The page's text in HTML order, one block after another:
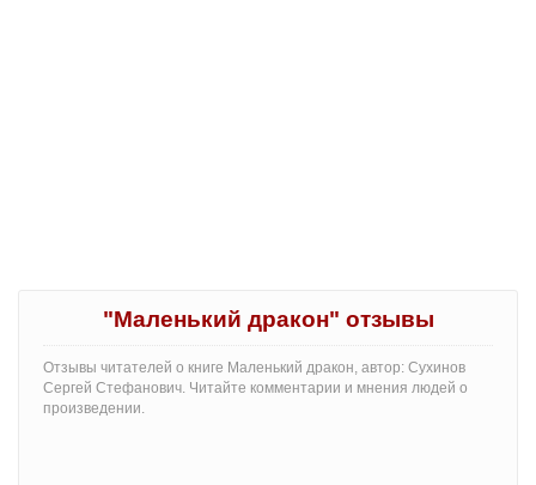
"Маленький дракон" отзывы
Отзывы читателей о книге Маленький дракон, автор: Сухинов
Сергей Стефанович. Читайте комментарии и мнения людей о
произведении.